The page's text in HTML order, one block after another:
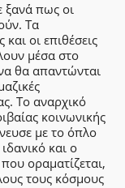
ξανά πως οι
Τα
οι επιθέσεις
μέσα στο
θα απαντώνται
Το αναρχικό
κοινωνικής
με το όπλο
και ο
οραματίζεται,
τους κόσμους